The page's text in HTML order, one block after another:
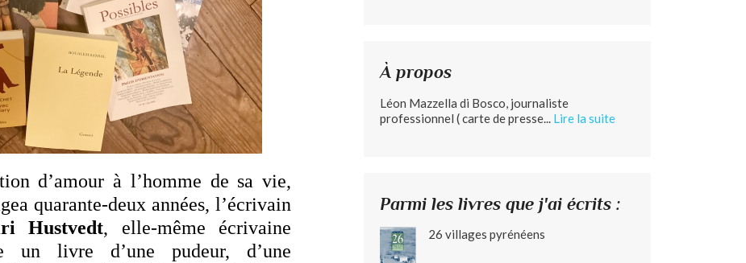
d’amour à l’homme de sa vie,
quarante-deux années, l’écrivain
Hustvedt, elle-même écrivaine
un livre d’une pudeur, d’une
À propos
Léon Mazzella di Bosco, journaliste
professionnel ( carte de presse... Lire la suite
Parmi les livres que j'ai écrits :
26 villages pyrénéens